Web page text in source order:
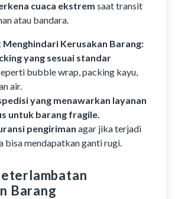
cuaca ekstrem saat transit
atau bandara.
Menghindari Kerusakan Barang:
yang sesuai standar
bubble wrap, packing kayu,
air.
yang menawarkan layanan
untuk barang fragile.
pengiriman agar jika terjadi
bisa mendapatkan ganti rugi.
Barang